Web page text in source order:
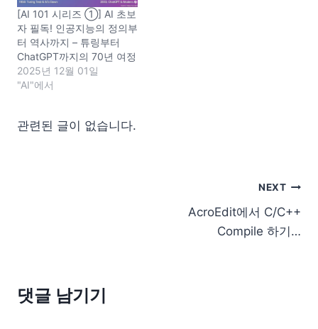
않은 경우'(예를들어 주변에
아무도 없는 광활한 공터쯤
되겠네요)의 흡연권은 인정
받는다는 이야기 입니다. 이
판결은 '금연구역'에서의 흡
연 금지가…
[AI 101 시리즈 ①] AI 초보
자 필독! 인공지능의 정의부
터 역사까지 – 튜링부터
ChatGPT까지의 70년 여정
2025년 12월 01일
"AI"에서
관련된 글이 없습니다.
NEXT
AcroEdit에서 C/C++
Compile 하기…
댓글 남기기